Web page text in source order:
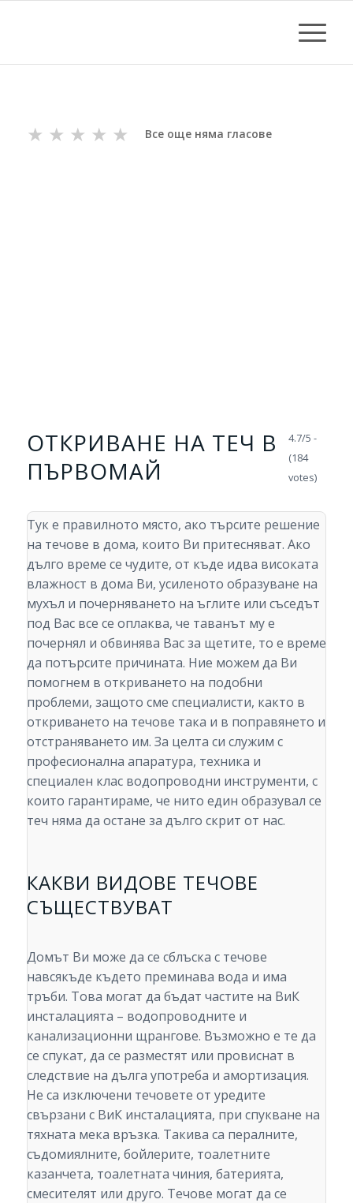
★
★
★
★
★ Все още няма гласове
ОТКРИВАНЕ НА ТЕЧ В
ПЪРВОМАЙ
Тук е правилното място, ако търсите решение
на течове в дома, които Ви притесняват. Ако
дълго време се чудите, от къде идва високата
влажност в дома Ви, усиленото образуване на
мухъл и почерняването на ъглите или съседът
под Вас все се оплаква, че таванът му е
почернял и обвинява Вас за щетите, то е време
да потърсите причината. Ние можем да Ви
помогнем в откриването на подобни
проблеми, защото сме специалисти, както в
откриването на течове така и в поправянето и
отстраняването им. За целта си служим с
професионална апаратура, техника и
специален клас водопроводни инструменти, с
които гарантираме, че нито един образувал се
теч няма да остане за дълго скрит от нас.
КАКВИ ВИДОВЕ ТЕЧОВЕ
СЪЩЕСТВУВАТ
Домът Ви може да се сблъска с течове
навсякъде където преминава вода и има
тръби. Това могат да бъдат частите на ВиК
инсталацията – водопроводните и
канализационни щрангове. Възможно е те да
се спукат, да се разместят или провиснат в
следствие на дълга употреба и амортизация.
Не са изключени течовете от уредите
свързани с ВиК инсталацията, при спукване на
тяхната мека връзка. Такива са пералните,
съдомиялните, бойлерите, тоалетните
казанчета, тоалетната чиния, батерията,
смесителят или друго. Течове могат да се
4.7/5 -
(184
votes)